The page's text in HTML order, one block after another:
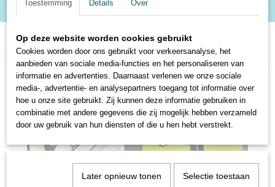
(0)
Home>Speelgoed en Spellen>Spellen>Kaartspellen>Kaartspel - Jeu
des 7 familles - champions
Toestemming Details Over
Op deze website worden cookies gebruikt
Cookies worden door ons gebruikt voor verkeersanalyse, het
aanbieden van sociale media-functies en het personaliseren van
informatie en advertenties. Daarnaast verlenen we onze sociale
media-, advertentie- en analysepartners toegang tot informatie over
hoe u onze site gebruikt. Zij kunnen deze informatie gebruiken in
combinatie met andere gegevens die zij mogelijk hebben verzameld
door uw gebruik van hun diensten of die u hen hebt verstrekt.
Later opnieuw tonen Selectie toestaan